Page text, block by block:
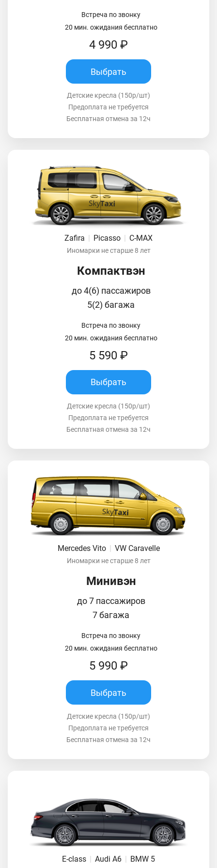
Встреча по звонку
20 мин. ожидания бесплатно
4 990 ₽
Выбрать
Детские кресла (150р/шт)
Предоплата не требуется
Бесплатная отмена за 12ч
Zafira | Picasso | C-MAX
Иномарки не старше 8 лет
Компактвэн
до 4(6) пассажиров
5(2) багажа
Встреча по звонку
20 мин. ожидания бесплатно
5 590 ₽
Выбрать
Детские кресла (150р/шт)
Предоплата не требуется
Бесплатная отмена за 12ч
Mercedes Vito VW Caravelle
Иномарки не старше 8 лет
Минивэн
до 7 пассажиров
7 багажа
Встреча по звонку
20 мин. ожидания бесплатно
5 990 ₽
Выбрать
Детские кресла (150р/шт)
Предоплата не требуется
Бесплатная отмена за 12ч
E-class | Audi A6 | BMW 5